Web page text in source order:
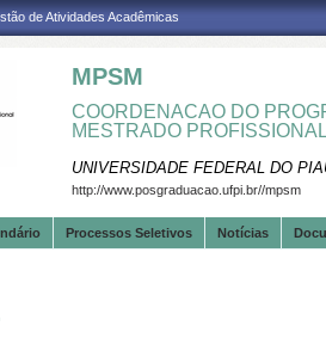
de Atividades Acadêmicas
MPSM
COORDENACAO DO
MESTRADO
UNIVERSIDADE FEDERAL DO
http://www.posgraduacao.ufpi.br//mpsm
Processos Seletivos Notícias